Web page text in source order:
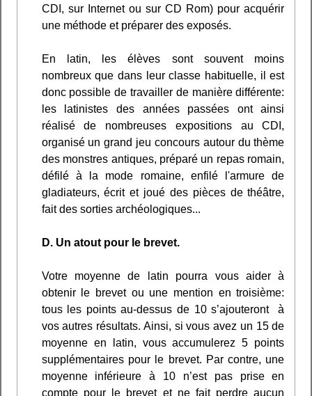
CDI, sur Internet ou sur CD Rom) pour acquérir
une méthode et préparer des exposés.
En latin, les élèves sont souvent moins
nombreux que dans leur classe habituelle, il est
donc possible de travailler de manière différente:
les latinistes des années passées ont ainsi
réalisé de nombreuses expositions au CDI,
organisé un grand jeu concours autour du thème
des monstres antiques, préparé un repas romain,
défilé à la mode romaine, enfilé l'armure de
gladiateurs, écrit et joué des pièces de théâtre,
fait des sorties archéologiques...
D. Un atout pour le brevet.
Votre moyenne de latin pourra vous aider à
obtenir le brevet ou une mention en troisième:
tous les points au-dessus de 10 s’ajouteront à
vos autres résultats. Ainsi, si vous avez un 15 de
moyenne en latin, vous accumulerez 5 points
supplémentaires pour le brevet. Par contre, une
moyenne inférieure à 10 n’est pas prise en
compte pour le brevet et ne fait perdre aucun